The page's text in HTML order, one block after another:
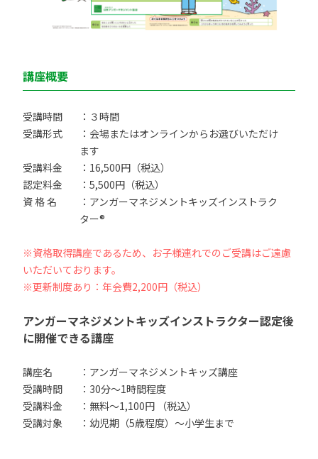
講座概要
受講時間
：３時間
受講形式
：会場またはオンラインからお選びいただけ
ます
受講料金
：16,500円（税込）
認定料金
：5,500円（税込）
資 格 名
：アンガーマネジメントキッズインストラク
ター®
※資格取得講座であるため、お子様連れでのご受講はご遠慮
いただいております。
※更新制度あり：年会費2,200円（税込）
アンガーマネジメントキッズインストラクター認定後
に開催できる講座
講座名
：アンガーマネジメントキッズ講座
受講時間
：30分〜1時間程度
受講料金
：無料〜1,100円 （税込）
受講対象
：幼児期（5歳程度）〜小学生まで